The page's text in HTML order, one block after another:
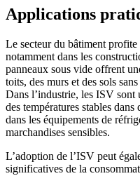
Applications
Le secteur du bâtiment
notamment dans les
panneaux sous vide offrent
toits, des murs et des sols
Dans l’industrie, les ISV sont
des températures stables
dans les équipements de
marchandises sensibles.
L’adoption de l’ISV peut
significatives de la